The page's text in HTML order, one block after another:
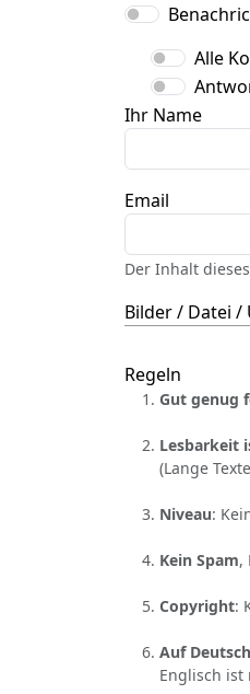
Alle
Ihr Name
Email
Der Inhalt
Bilder / Datei
Regeln
Gut genug
Lesbarkeit
(Lange
Niveau:
Kein Spam,
Copyright:
Auf Deutsch
Englisch ist